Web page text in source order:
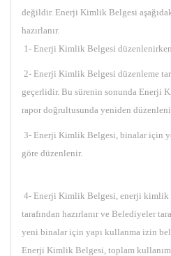
değildir. Enerji Kimlik Belgesi
hazırlanır.
1- Enerji Kimlik Belgesi
2- Enerji Kimlik Belgesi düzenleme
geçerlidir. Bu sürenin sonunda Enerji
rapor doğrultusunda yeniden
3- Enerji Kimlik Belgesi, binalar için
göre düzenlenir.
4- Enerji Kimlik Belgesi, enerji
tarafından hazırlanır ve Belediyeler
yeni binalar için yapı kullanma izin
Enerji Kimlik Belgesi, toplam kullanım